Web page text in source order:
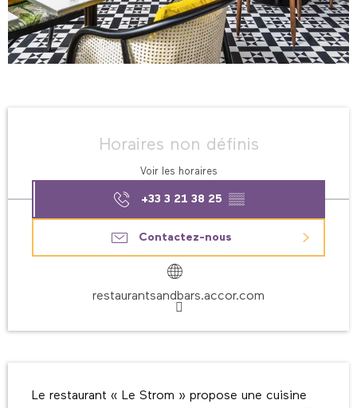
Horaires non définis
Voir les horaires
+33 3 21 38 25 ▒▒
Contactez-nous
restaurantsandbars.accor.com
Le restaurant « Le Strom » propose une cuisine